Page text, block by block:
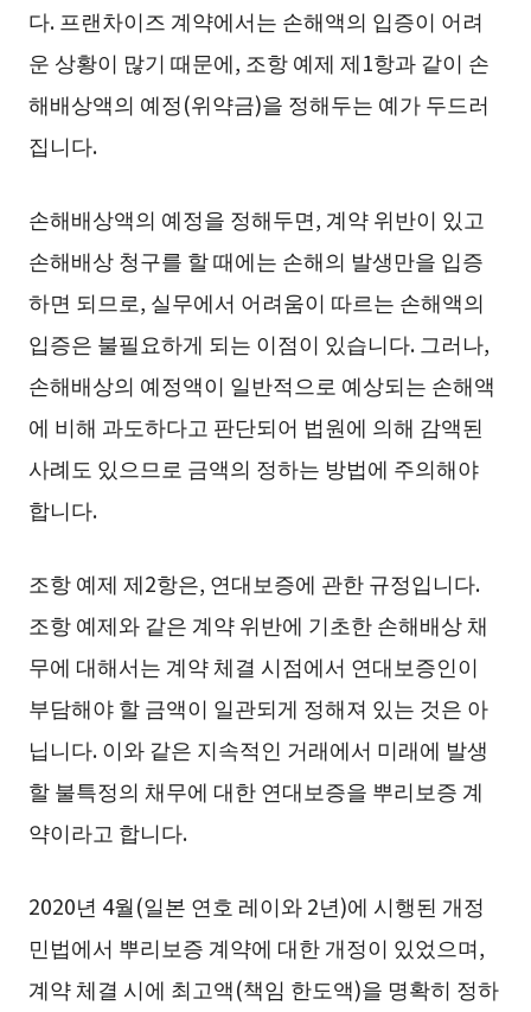
다. 프랜차이즈 계약에서는 손해액의 입증이 어려
운 상황이 많기 때문에, 조항 예제 제1항과 같이 손
해배상액의 예정(위약금)을 정해두는 예가 두드러
집니다.
손해배상액의 예정을 정해두면, 계약 위반이 있고
손해배상 청구를 할 때에는 손해의 발생만을 입증
하면 되므로, 실무에서 어려움이 따르는 손해액의
입증은 불필요하게 되는 이점이 있습니다. 그러나,
손해배상의 예정액이 일반적으로 예상되는 손해액
에 비해 과도하다고 판단되어 법원에 의해 감액된
사례도 있으므로 금액의 정하는 방법에 주의해야
합니다.
조항 예제 제2항은, 연대보증에 관한 규정입니다.
조항 예제와 같은 계약 위반에 기초한 손해배상 채
무에 대해서는 계약 체결 시점에서 연대보증인이
부담해야 할 금액이 일관되게 정해져 있는 것은 아
닙니다. 이와 같은 지속적인 거래에서 미래에 발생
할 불특정의 채무에 대한 연대보증을 뿌리보증 계
약이라고 합니다.
2020년 4월(일본 연호 레이와 2년)에 시행된 개정
민법에서 뿌리보증 계약에 대한 개정이 있었으며,
계약 체결 시에 최고액(책임 한도액)을 명확히 정하